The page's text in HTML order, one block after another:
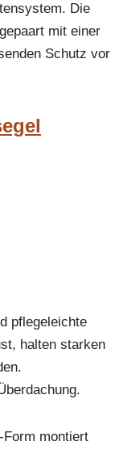
Die
mit einer
Schutz vor
pflegeleichte
halten starken
Form montiert